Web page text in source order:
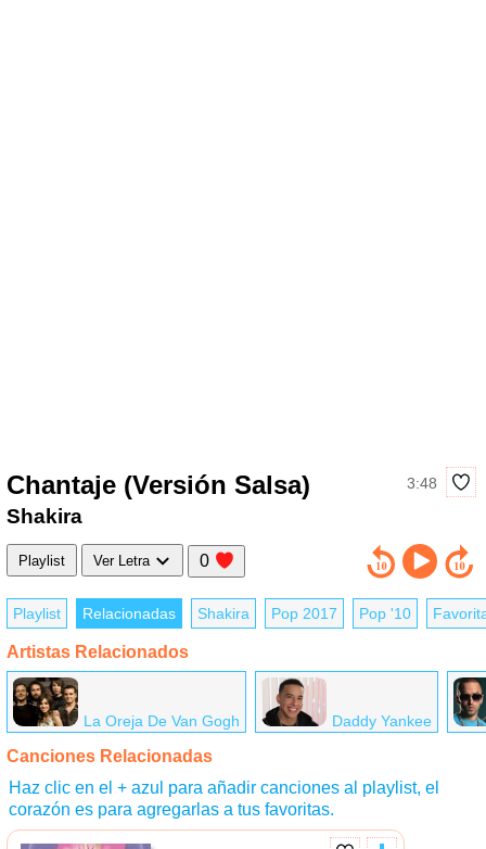
Chantaje (Versión Salsa) 3:48
Shakira
Playlist Ver Letra 0
Playlist Relacionadas Shakira Pop 2017 Pop '10
Artistas Relacionados
La Oreja De Van Gogh Daddy Yankee
Canciones Relacionadas
Haz clic en el + azul para añadir canciones al playlist, el
corazón es para agregarlas a tus favoritas.